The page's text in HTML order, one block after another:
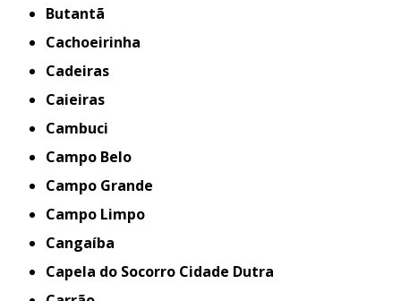
Butantã
Cachoeirinha
Cadeiras
Caieiras
Cambuci
Campo Belo
Campo Grande
Campo Limpo
Cangaíba
Capela do Socorro Cidade Dutra